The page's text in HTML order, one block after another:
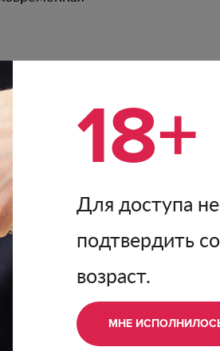
белого
белых
Вино
ожидается,
розлива
18+
Для доступа
подтвердить
возраст.
МНЕ